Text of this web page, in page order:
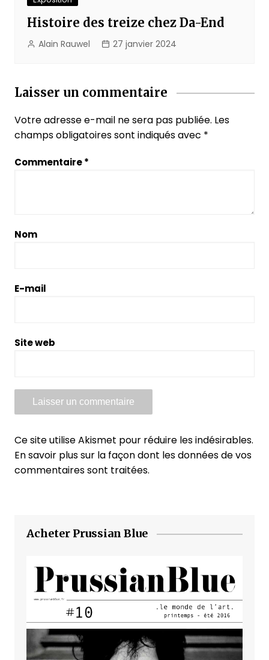
Histoire des treize chez Da-End
Alain Rauwel 27 janvier 2024
Laisser un commentaire
Votre adresse e-mail ne sera pas publiée. Les
champs obligatoires sont indiqués avec *
Commentaire*
Nom
E-mail
Site web
Ce site utilise Akismet pour réduire les indésirables.
En savoir plus sur la façon dont les données de vos
commentaires sont traitées.
Acheter Prussian Blue